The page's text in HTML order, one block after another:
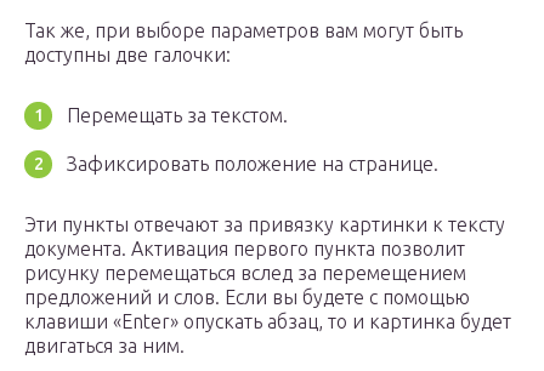
Так же, при выборе параметров вам могут быть
доступны две галочки:
Перемещать за текстом.
Зафиксировать положение на странице.
Эти пункты отвечают за привязку картинки к тексту
документа. Активация первого пункта позволит
рисунку перемещаться вслед за перемещением
предложений и слов. Если вы будете с помощью
клавиши «Enter» опускать абзац, то и картинка будет
двигаться за ним.